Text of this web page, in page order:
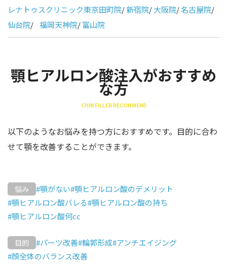
レナトゥスクリニック東京田町院/新宿院/大阪院/名古屋院/
仙台院/ 福岡天神院/富山院
顎ヒアルロン酸注入がおすすめ
な方
CHIN FILLER RECOMMEND
以下のようなお悩みを持つ方におすすめです。目的に合わ
せて顎を改善することができます。
悩み #顎がない#顎ヒアルロン酸のデメリット
#顎ヒアルロン酸バレる#顎ヒアルロン酸の持ち
#顎ヒアルロン酸何cc
目的 #パーツ改善#輪郭形成#アンチエイジング
#顔全体のバランス改善